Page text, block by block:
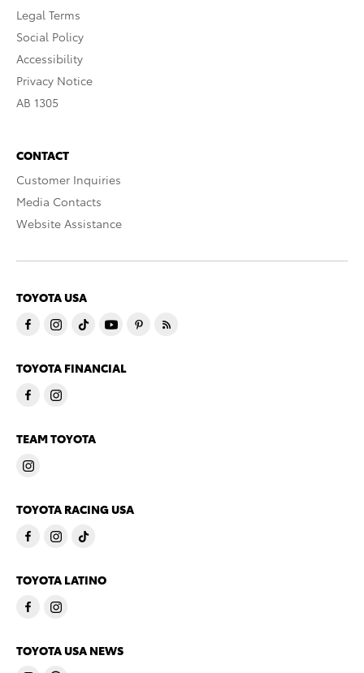
Legal Terms
Social Policy
Accessibility
Privacy Notice
AB 1305
CONTACT
Customer Inquiries
Media Contacts
Website Assistance
TOYOTA USA
TOYOTA FINANCIAL
TEAM TOYOTA
TOYOTA RACING USA
TOYOTA LATINO
TOYOTA USA NEWS